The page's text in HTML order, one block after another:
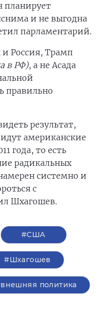
планирует
и не выгодна
парламентарий.
и Россия, Трамп
в РФ), а не Асада
правильно
результат,
американские
года, то есть
радикальных
системно и
с
Шхагошев.
#США
#Шхагошев
политика